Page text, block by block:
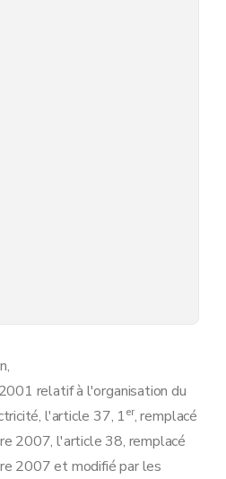
relatif à l'organisation du
l'article 37, 1er, remplacé
2007, l'article 38, remplacé
2007 et modifié par les